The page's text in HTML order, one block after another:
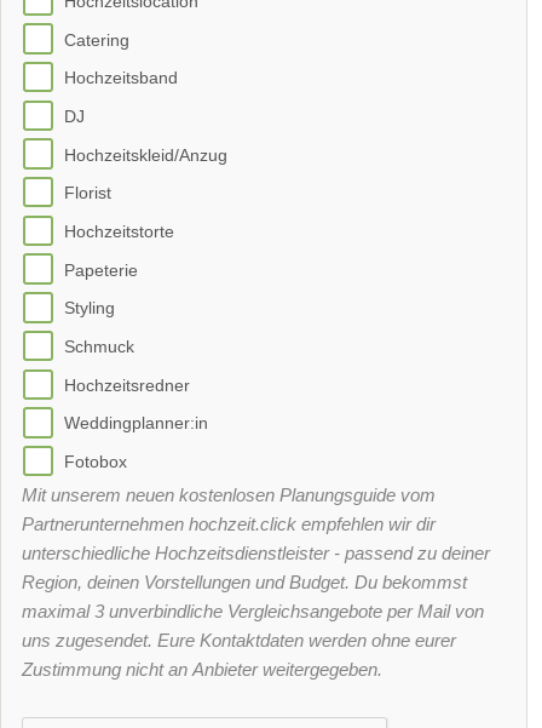
Catering
Hochzeitsband
DJ
Hochzeitskleid/Anzug
Florist
Hochzeitstorte
Papeterie
Styling
Schmuck
Hochzeitsredner
Weddingplanner:in
Fotobox
Mit unserem neuen kostenlosen Planungsguide vom
Partnerunternehmen hochzeit.click empfehlen wir dir
unterschiedliche Hochzeitsdienstleister - passend zu deiner
Region, deinen Vorstellungen und Budget. Du bekommst
maximal 3 unverbindliche Vergleichsangebote per Mail von
uns zugesendet. Eure Kontaktdaten werden ohne eurer
Zustimmung nicht an Anbieter weitergegeben.